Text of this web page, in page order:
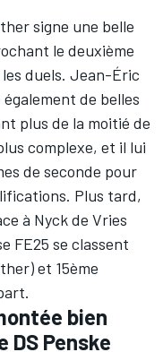
signe une belle
le deuxième
duels. Jean-Éric
de belles
plus de la moitié de
complexe, et il lui
de seconde pour
Plus tard,
à Nyck de Vries
FE25 se classent
et 15ème
bien
Penske